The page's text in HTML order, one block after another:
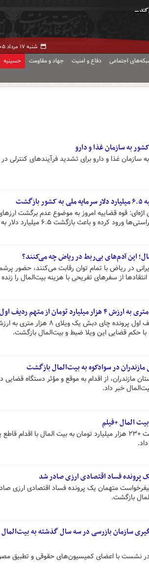
شنبه ۱۷ مرداد ۱۴۰۵ -
اجتماعی دفاع و امنیت جهاد و مقاومت حسینیه
به سازمان غذا و دارو
غذا و دارو برای تشدید فرآیندهای کنترلی در
قوه قضاییه امروز به موضوع عدم برگشت
و باعث بازگشت ۶.۵ میلیارد دلار به کشور شده است.
این آدم‌های بی‌ربط در ریاض چه می‌کنند؟
در ریاض با تمام توان رقابت می‌کنند، حضور
انتقادها از سفرهای تفریحی با هزینه بیت‌المال را
حکم قضایی این ویلا ضبط و بیت‌المال بازگشت.
خبر داد.
سخنگوی فراجا از بازگشت ۲۳۰ هزار میلیارد تومان به بیت
پرونده فساد اقتصادی ارزی صادر شد
بازگشت.
نشست با اعضای کمیسیون‌های حقوقی و تطبیق